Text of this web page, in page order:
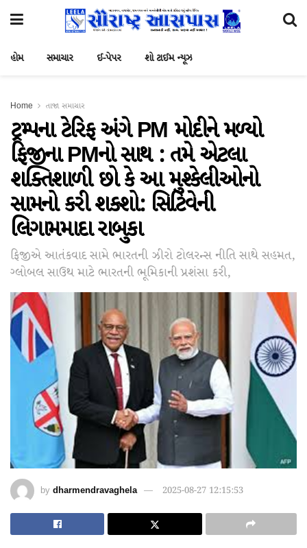
હોમ સમાચાર ઈ-પેપર શો ટાઈમ ન્યૂઝ
Home તાજા સમાચાર
ટ્રમ્પના ટેરિફ અંગે PM મોદીને મળ્યો
ફિજીના PMનો સાથ : તમે એટલા
શક્તિશાળી છો કે આ મુશ્કેલીઓનો
સામનો કરી શકશો: સિટિવેની
લિગામમાદા રાબુકા
ફિજીએ આતંકવાદ સામે ભારતની ઝીરો ટોલરન્સ નીતિ સાથે સહમત,
ગ્લોબલ સાઉથ માટે ભારતની ભૂમિકાની પ્રશંસા કરી,
by dharmendravaghela 2025-08-27 12:15:53